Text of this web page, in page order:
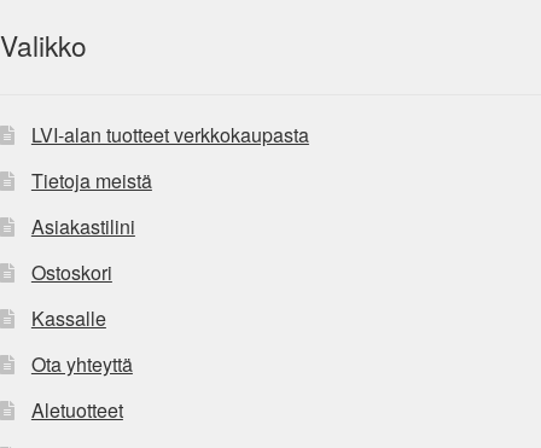
Valikko
LVI-alan tuotteet verkkokaupasta
Tietoja meistä
Asiakastilini
Ostoskori
Kassalle
Ota yhteyttä
Aletuotteet